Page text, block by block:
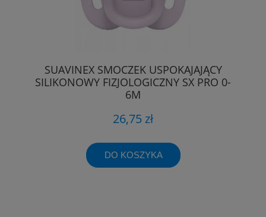
SUAVINEX SMOCZEK USPOKAJAJĄCY
SILIKONOWY FIZJOLOGICZNY SX PRO 0-
6M
26,75 zł
DO KOSZYKA